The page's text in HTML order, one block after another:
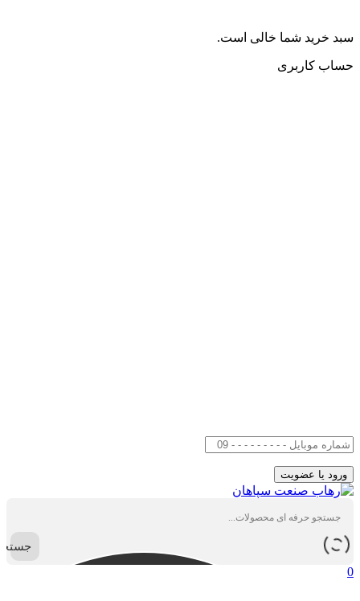
سبد خرید شما خالی است.
حساب کاربری
0